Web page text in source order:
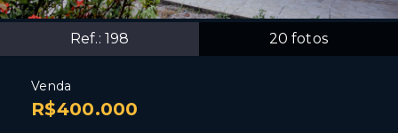
Ref.: 198 20 fotos
Venda
R$400.000